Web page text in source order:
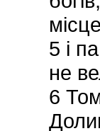
5 і
не
6